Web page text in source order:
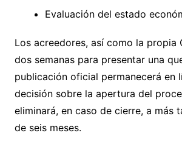
Evaluación del estado
Los acreedores, así como la propia
dos semanas para presentar una
publicación oficial permanecerá en
decisión sobre la apertura del
eliminará, en caso de cierre, a más
de seis meses.